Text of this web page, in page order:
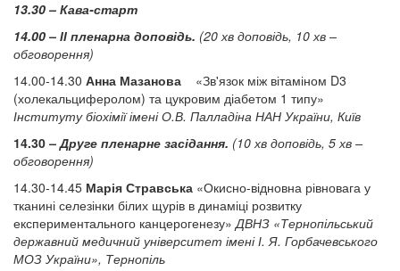
13.30 – Кава-старт
14.00 – ІІ пленарна доповідь. (20 хв доповідь, 10 хв –
обговорення)
14.00-14.30 Анна Мазанова «Зв'язок між вітаміном D3
(холекальциферолом) та цукровим діабетом 1 типу»
Інституту біохімії імені О.В. Палладіна НАН України, Київ
14.30 – Друге пленарне засідання. (10 хв доповідь, 5 хв –
обговорення)
14.30-14.45 Марія Стравська «Окисно-відновна рівновага у
тканині селезінки білих щурів в динаміці розвитку
експериментального канцерогенезу»ДВНЗ «Тернопільський
державний медичний університет імені І. Я. Горбачевського
МОЗ України», Тернопіль